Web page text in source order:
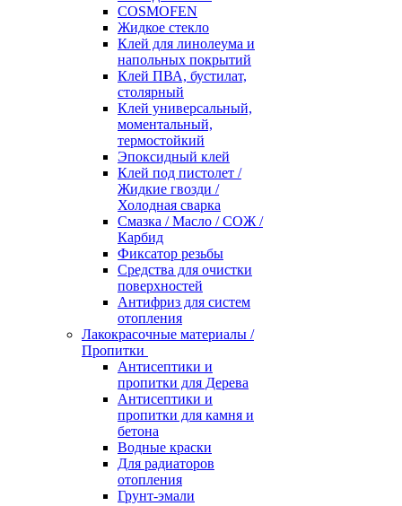
COSMOFEN
Жидкое стекло
Клей для линолеума и
напольных покрытий
Клей ПВА, бустилат,
столярный
Клей универсальный,
моментальный,
термостойкий
Эпоксидный клей
Клей под пистолет /
Жидкие гвозди /
Холодная сварка
Смазка / Масло / СОЖ /
Карбид
Фиксатор резьбы
Средства для очистки
поверхностей
Антифриз для систем
отопления
Лакокрасочные материалы /
Пропитки
Антисептики и
пропитки для Дерева
Антисептики и
пропитки для камня и
бетона
Водные краски
Для радиаторов
отопления
Грунт-эмали